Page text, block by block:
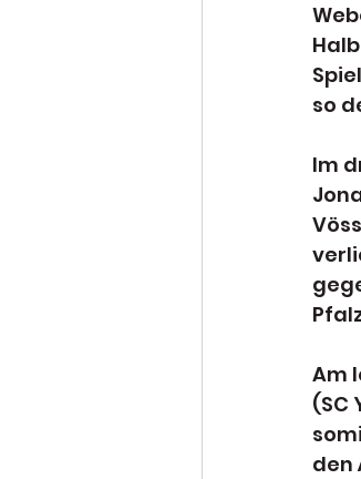
so
Im
Am
(SC
den